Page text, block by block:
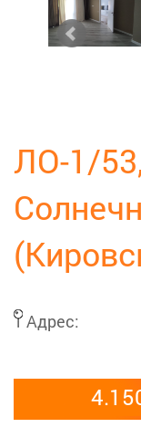
ЛО-1/
Адрес: